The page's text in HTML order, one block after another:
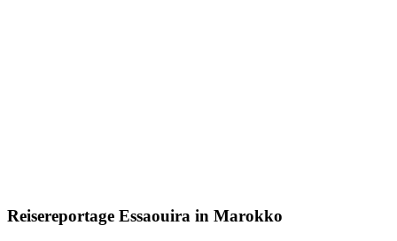
Reisereportage Essaouira in Marokko